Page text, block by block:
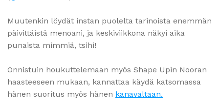
Muutenkin löydät instan puolelta tarinoista enemmän
päivittäistä menoani, ja keskiviikkona näkyi aika
punaista mimmiä, tsihi!
Onnistuin houkuttelemaan myös Shape Upin Nooran
haasteeseen mukaan, kannattaa käydä katsomassa
hänen suoritus myös hänen kanavaltaan.